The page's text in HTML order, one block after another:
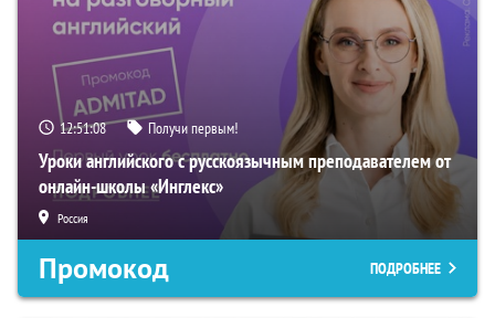
12:51:07 Получи первым!
Уроки английского с русскоязычным преподавателем от
онлайн-школы «Инглекс»
Россия
Промокод ПОДРОБНЕЕ